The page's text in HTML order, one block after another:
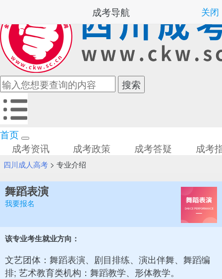
首页
成考资讯
成考政策 成考答疑 成考
四川成人高考> 专业介绍
舞蹈表演
我要报名
该专业考生就业方向：
文艺团体：舞蹈表演、剧目排练、演出伴舞、舞蹈编
排; 艺术教育类机构：舞蹈教学、形体教学。
成考导航 关闭